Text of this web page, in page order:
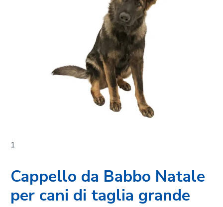
1
Cappello da Babbo Natale
per cani di taglia grande